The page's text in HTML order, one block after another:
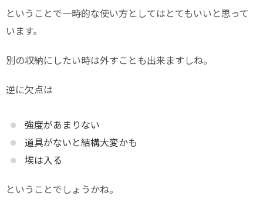
ということで一時的な使い方としてはとてもいいと思って
います。
別の収納にしたい時は外すことも出来ますしね。
逆に欠点は
強度があまりない
道具がないと結構大変かも
埃は入る
ということでしょうかね。